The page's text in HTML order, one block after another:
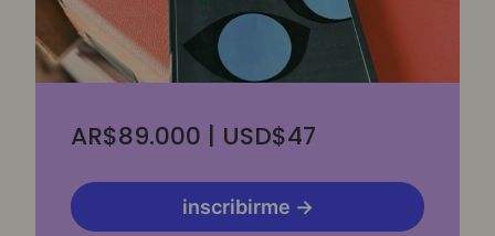
AR$89.000 | USD$47
inscribirme →